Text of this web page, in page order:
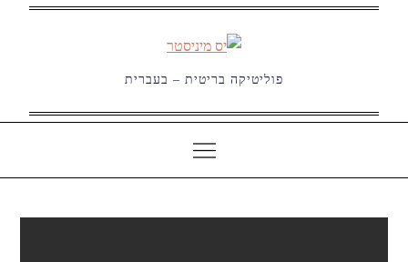
פוליטיקה בריטית – בעברית